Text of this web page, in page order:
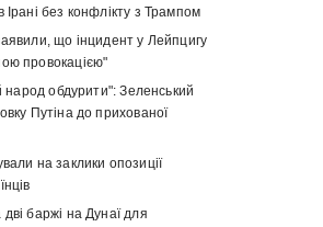
Ірані без конфлікту з Трампом
що інцидент у Лейпцигу
провокацією"
народ обдурити": Зеленський
Путіна до прихованої
на заклики опозиції
баржі на Дунаї для